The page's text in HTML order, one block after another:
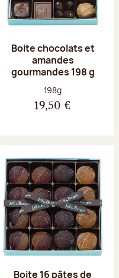
Boite chocolats et
amandes
gourmandes 198 g
Poids net :
198g
19,50 €
Boite 16 pâtes de